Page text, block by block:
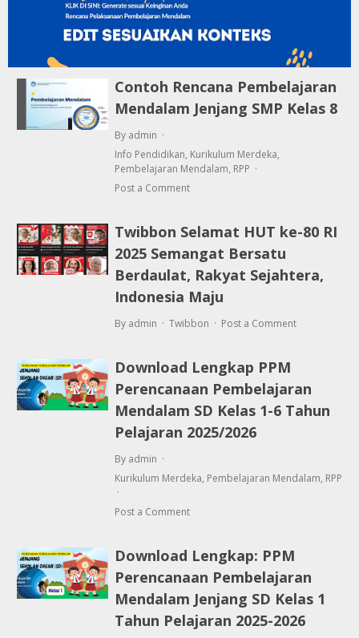
Contoh Rencana Pembelajaran
Mendalam Jenjang SMP Kelas 8
By admin
Info Pendidikan, Kurikulum Merdeka,
Pembelajaran Mendalam, RPP
Post a Comment
Twibbon Selamat HUT ke-80 RI
2025 Semangat Bersatu
Berdaulat, Rakyat Sejahtera,
Indonesia Maju
By admin Twibbon Post a Comment
Download Lengkap PPM
Perencanaan Pembelajaran
Mendalam SD Kelas 1-6 Tahun
Pelajaran 2025/2026
By admin
Kurikulum Merdeka, Pembelajaran Mendalam, RPP
Post a Comment
Download Lengkap: PPM
Perencanaan Pembelajaran
Mendalam Jenjang SD Kelas 1
Tahun Pelajaran 2025-2026